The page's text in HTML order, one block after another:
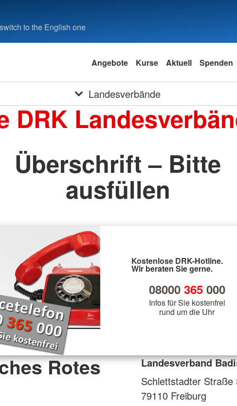
to the English one
Angebote Kurse Aktuell Spenden
Landesverbände
DRK
Überschrift – Bitte
ausfüllen
Kostenlose DRK-Hotline.
Wir beraten Sie gerne.
08000 365000
Infos für Sie kostenfrei
rund um die Uhr
Rotes
Landesverband
Schlettstadter Straße
79110 Freiburg